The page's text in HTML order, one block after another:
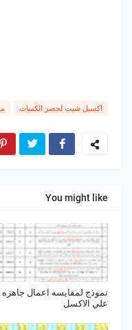
اكسيل شيت لحصر الكميات
You might like
نموذج لمقايسه اعمال جاهزه
علي الاكسل